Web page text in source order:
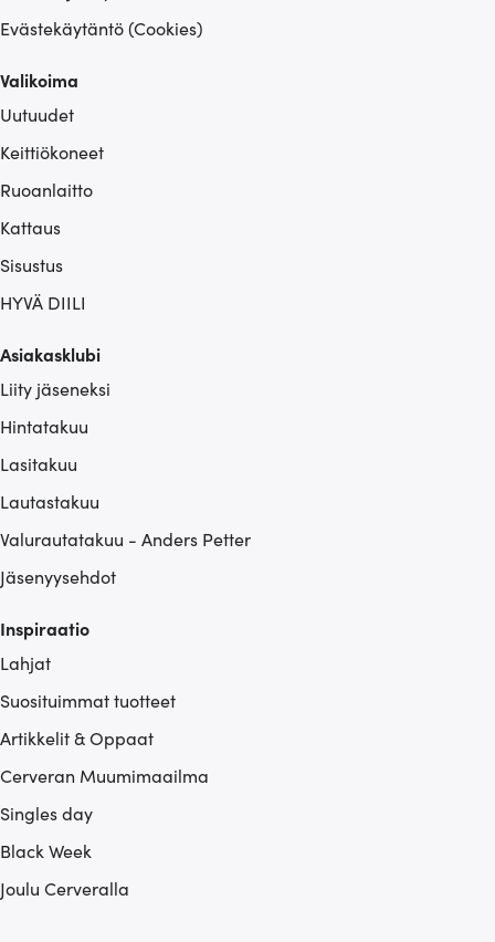
Evästekäytäntö (Cookies)
Valikoima
Uutuudet
Keittiökoneet
Ruoanlaitto
Kattaus
Sisustus
HYVÄ DIILI
Asiakasklubi
Liity jäseneksi
Hintatakuu
Lasitakuu
Lautastakuu
Valurautatakuu - Anders Petter
Jäsenyysehdot
Inspiraatio
Lahjat
Suosituimmat tuotteet
Artikkelit & Oppaat
Cerveran Muumimaailma
Singles day
Black Week
Joulu Cerveralla